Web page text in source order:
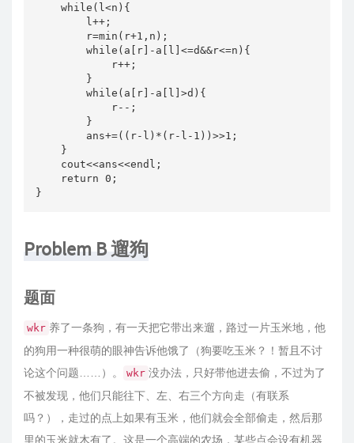
    while(l<n){
        l++;
        r=min(r+1,n);
        while(a[r]-a[l]<=d&&r<=n){
            r++;
        }
        while(a[r]-a[l]>d){
            r--;
        }
        ans+=((r-l)*(r-l-1))>>1;
    }
    cout<<ans<<endl;
    return 0;
}
Problem B 遛狗
题面
wkr 养了一条狗，有一天把它带出来遛，路过一片玉米地，他
的狗用一种很萌的眼神告诉他饿了（狗要吃玉米？！暂且不讨
论这个问题……）。
wkr 没办法，只好带他进去偷，不过为了
不被发现，他们只能往下、左、右三个方向走（有联系
吗？），走过的点上如果有玉米，他们就会全部偷走，然后那
里的玉米就木有了。这是一个高端的农场，某些点会设有机器